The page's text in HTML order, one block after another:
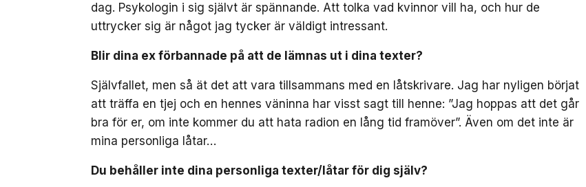
dag. Psykologin i sig självt är spännande. Att tolka vad kvinnor vill ha, och hur de
uttrycker sig är något jag tycker är väldigt intressant.
Blir dina ex förbannade på att de lämnas ut i dina texter?
Självfallet, men så ät det att vara tillsammans med en låtskrivare. Jag har nyligen börjat
att träffa en tjej och en hennes väninna har visst sagt till henne: ”Jag hoppas att det går
bra för er, om inte kommer du att hata radion en lång tid framöver”. Även om det inte är
mina personliga låtar…
Du behåller inte dina personliga texter/låtar för dig själv?